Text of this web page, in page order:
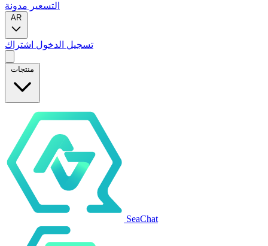
التسعير مدونة
AR
تسجيل الدخول اشتراك
منتجات
SeaChat